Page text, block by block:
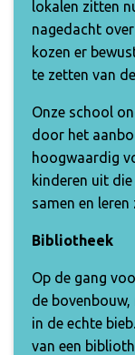
lokalen zitten
nagedacht
kozen er
te zetten van
Onze school
door het
hoogwaardig
kinderen uit
samen en leren
Bibliotheek
Op de gang
de
in de echte
van een